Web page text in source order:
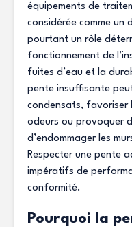
équipements de
considérée comme un
pourtant un rôle
fonctionnement de
fuites d’eau et la
pente insuffisante
condensats, favoriser
odeurs ou provoquer
d’endommager les
Respecter une pente
impératifs de
conformité.
Pourquoi la